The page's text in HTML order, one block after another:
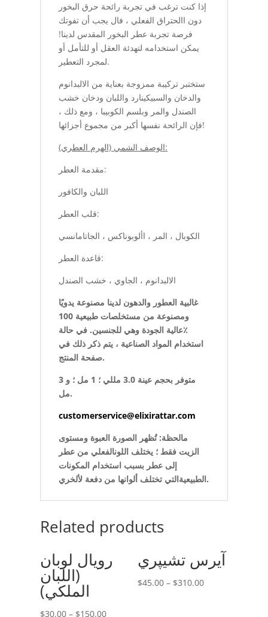
إذا كنت ترغب في تجربة رائحة حرق البخور
دون االحتراق الفعلي ، فال يجب أن تفوتك
فرصة تجربة عطر البخور المقدس لدينا!
يمكن استخدامه لتهدئة العقل أو للتأمل أو
لمجرد التعطير.
ستختبر تركيبة ممزوجة بعناية من الالبدانوم
والدخان والسبيكينارد واللبان ودخان خشب
الصندل والمر وبلسم الكوبيبا ، ومع ذلك ،
فإن الرائحة نفسها أكبر من مجموع أجزائها!
الوصف الشمي (الهرم العطري):
مقدمة العطر:
اللبان والكافور
قلب العطر:
الكوبال ، المر ، األوبوناكس ، الجاتامانسي
قاعدة العطر:
الالبدانوم ، الجاوي ، خشب الصندل
غالبية العطور والدهون لدينا مصنوعة يدويًا
ومصنوعة من مستخلصات طبيعية 100
٪عالية الجودة وهي للجنسين. في حالة
استخدام المواد الصناعية ، يتم ذكر ذلك في
صفحة المنتج.
متوفر بحجم عينة 3.0 مللي ؛ 1 مل ؛ و 3
مل.
customerservice@elixirattar.com
مالحظة: تُظهر الصورة العبوة ومستوى
الزيت فقط ؛ يختلف اللونالفعلي من عطر
إلى عطر بسبب استخدام المكونات
الطبيعيةالتي تختلف ألوانها من دفعة لألخري.
Related products
رويال لوبان
(اللبان
الملكي)
$30.00 – $150.00
آيرس تشيپري
$45.00 – $310.00